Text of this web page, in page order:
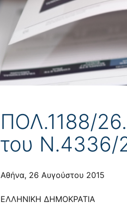
ΠΟΛ.1188/
του Ν.4336/
Αθήνα, 26 Αυγούστου 2015
ΕΛΛΗΝΙΚΗ ΔΗΜΟΚΡΑΤΙΑ